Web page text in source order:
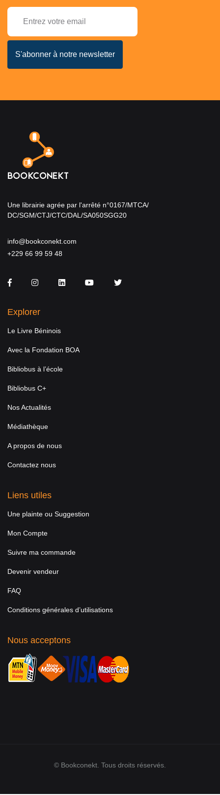
Une librairie agrée par l'arrêté n°0167/MTCA/
DC/SGM/CTJ/CTC/DAL/SA050SGG20
info@bookconekt.com
+229 66 99 59 48
FacebookInstagramLinkedInYou TubeTwitter
Explorer
Le Livre Béninois
Avec la Fondation BOA
Bibliobus à l’école
Bibliobus C+
Nos Actualités
Médiathèque
A propos de nous
Contactez nous
Liens utiles
Une plainte ou Suggestion
Mon Compte
Suivre ma commande
Devenir vendeur
FAQ
Conditions générales d’utilisations
Nous acceptons
© Bookconekt. Tous droits réservés.